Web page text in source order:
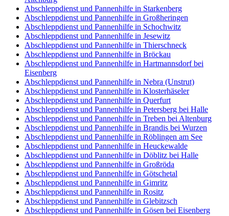
Abschleppdienst und Pannenhilfe in Starkenberg
Abschleppdienst und Pannenhilfe in Großheringen
Abschleppdienst und Pannenhilfe in Schochwitz
Abschleppdienst und Pannenhilfe in Jesewitz
Abschleppdienst und Pannenhilfe in Thierschneck
Abschleppdienst und Pannenhilfe in Bröckau
Abschleppdienst und Pannenhilfe in Hartmannsdorf bei
Eisenberg
Abschleppdienst und Pannenhilfe in Nebra (Unstrut)
Abschleppdienst und Pannenhilfe in Klosterhäseler
Abschleppdienst und Pannenhilfe in Querfurt
Abschleppdienst und Pannenhilfe in Petersberg bei Halle
Abschleppdienst und Pannenhilfe in Treben bei Altenburg
Abschleppdienst und Pannenhilfe in Brandis bei Wurzen
Abschleppdienst und Pannenhilfe in Röblingen am See
Abschleppdienst und Pannenhilfe in Heuckewalde
Abschleppdienst und Pannenhilfe in Döblitz bei Halle
Abschleppdienst und Pannenhilfe in Großröda
Abschleppdienst und Pannenhilfe in Götschetal
Abschleppdienst und Pannenhilfe in Gimritz
Abschleppdienst und Pannenhilfe in Rositz
Abschleppdienst und Pannenhilfe in Glebitzsch
Abschleppdienst und Pannenhilfe in Gösen bei Eisenberg